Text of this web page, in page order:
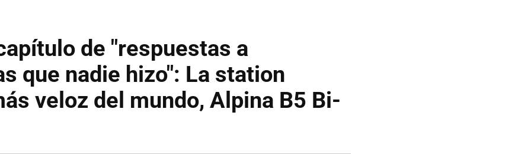
de "respuestas a
que nadie hizo": La station
veloz del mundo, Alpina B5 Bi-